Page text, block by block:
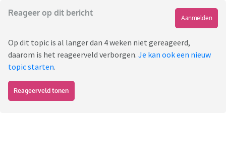
Reageer op dit bericht
Aanmelden
Op dit topic is al langer dan 4 weken niet gereageerd,
daarom is het reageerveld verborgen. Je kan ook een nieuw
topic starten.
Reageerveld tonen